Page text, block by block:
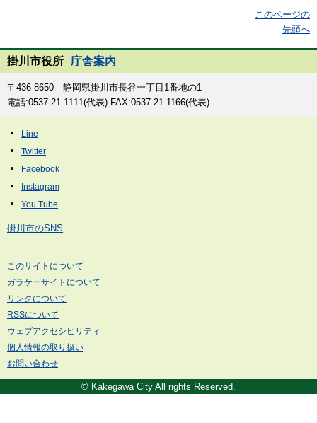
このページの
先頭へ
掛川市役所 庁舎案内
〒436-8650 静岡県掛川市長谷一丁目1番地の1
電話:0537-21-1111(代表) FAX:0537-21-1166(代表)
掛川市のSNS
このサイトについて
ガラケーサイトについて
リンクについて
RSSについて
ウェブアクセシビリティ
個人情報の取り扱い
お問い合わせ
© Kakegawa City All rights Reserved.